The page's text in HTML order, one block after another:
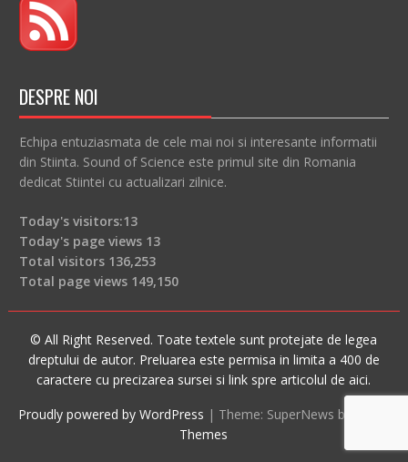
DESPRE NOI
Echipa entuziasmata de cele mai noi si interesante informatii
din Stiinta. Sound of Science este primul site din Romania
dedicat Stiintei cu actualizari zilnice.
Today's visitors:13
Today's page views 13
Total visitors 136,253
Total page views 149,150
© All Right Reserved. Toate textele sunt protejate de legea
dreptului de autor. Preluarea este permisa in limita a 400 de
caractere cu precizarea sursei si link spre articolul de aici.
Proudly powered by WordPress | Theme: SuperNews by
Themes